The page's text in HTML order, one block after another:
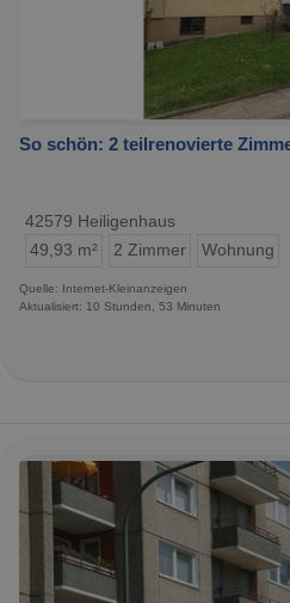
So schön: 2 teilrenovierte
42579 Heiligenhaus
49,93 m²
2 Zimmer Wohnung
Quelle: Internet-Kleinanzeigen
Aktualisiert: 10 Stunden, 53 Minuten